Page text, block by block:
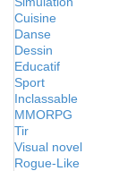
Cuisine
Danse
Dessin
Educatif
Sport
Inclassable
MMORPG
Tir
Visual novel
Rogue-Like